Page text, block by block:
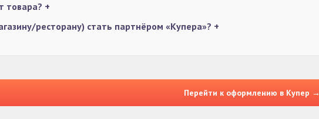
товара? +
ресторану) стать партнёром «Купера»? +
Перейти к оформлению в Купер →